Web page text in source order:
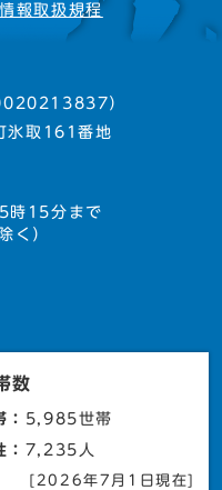
報取扱規程
）
氷取161番地
時15分まで
く）
数
： 5,985世帯
： 7,235人
[2026年7月1日現在]